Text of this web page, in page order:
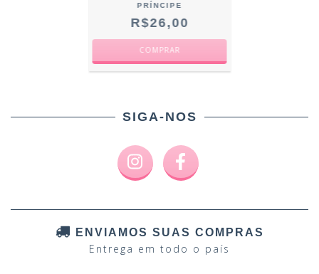
PRÍNCIPE
R$26,00
SIGA-NOS
ENVIAMOS SUAS COMPRAS
Entrega em todo o país